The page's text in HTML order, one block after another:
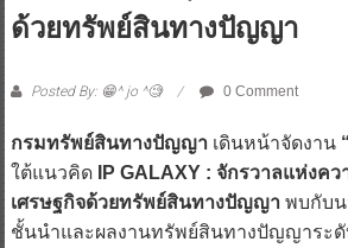
ด้วยทรัพย์สินทางปัญญา
Posted By: 😁^ jo ^🧐 0 Comment
กรมทรัพย์สินทางปัญญาเดินหน้าจัดงาน
ใต้แนวคิด
IP GALAXY : จักรวาลแห่งค
เศรษฐกิจด้วยทรัพย์สินทางปัญญา พบกับน
ชั้นนำและผลงานทรัพย์สินทางปัญญาระ